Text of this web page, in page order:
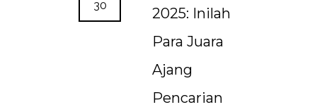
30
2025: Inilah
Para Juara
Ajang
Pencarian